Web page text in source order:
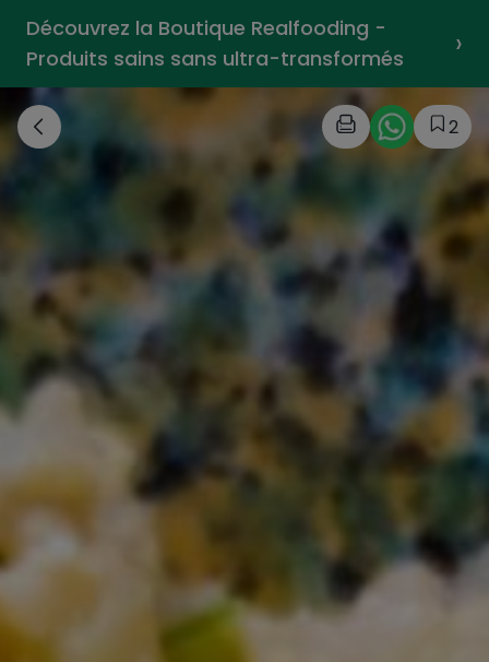
Découvrez la Boutique Realfooding -
Produits sains sans ultra-transformés
›
2